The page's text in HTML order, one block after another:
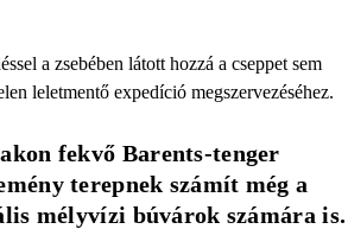
a zsebében látott hozzá a cseppet sem
leletmentő expedíció megszervezéséhez.
fekvő Barents-tenger
terepnek számít még a
mélyvízi búvárok számára